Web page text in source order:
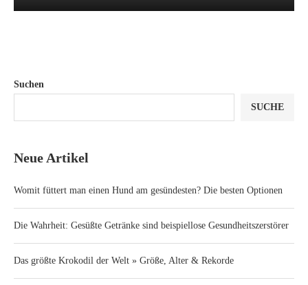
Suchen
SUCHE
Neue Artikel
Womit füttert man einen Hund am gesündesten? Die besten Optionen
Die Wahrheit: Gesüßte Getränke sind beispiellose Gesundheitszerstörer
Das größte Krokodil der Welt » Größe, Alter & Rekorde